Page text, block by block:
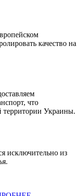
качество на
что
территории Украины.
исключительно из